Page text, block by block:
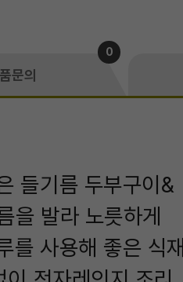
문의
0
들기름 두부구이&
을 발라 노릇하게
를 사용해 좋은 식재